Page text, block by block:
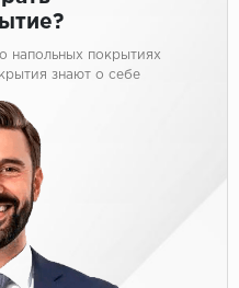
напольных покрытиях
знают о себе